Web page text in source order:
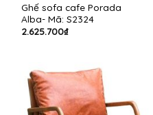
Ghế sofa cafe Porada
Alba- Mã: S2324
2.625.700₫